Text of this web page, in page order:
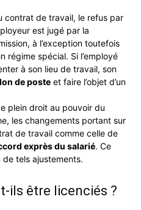
contrat de travail, le refus par
est jugé par la
à l’exception toutefois
régime spécial. Si l’employé
à son lieu de travail, son
de poste et faire l’objet d’un
plein droit au pouvoir du
les changements portant sur
de travail comme celle de
exprès du salarié. Ce
de tels ajustements.
ils être licenciés ?